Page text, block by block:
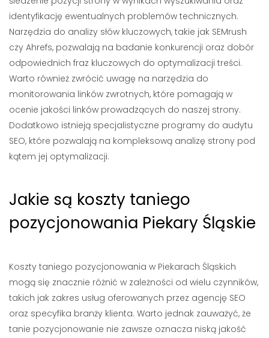
identyfikację ewentualnych problemów technicznych.
Narzędzia do analizy słów kluczowych, takie jak SEMrush
czy Ahrefs, pozwalają na badanie konkurencji oraz dobór
odpowiednich fraz kluczowych do optymalizacji treści.
Warto również zwrócić uwagę na narzędzia do
monitorowania linków zwrotnych, które pomagają w
ocenie jakości linków prowadzących do naszej strony.
Dodatkowo istnieją specjalistyczne programy do audytu
SEO, które pozwalają na kompleksową analizę strony pod
kątem jej optymalizacji.
Jakie są koszty taniego
pozycjonowania Piekary Śląskie
Koszty taniego pozycjonowania w Piekarach Śląskich
mogą się znacznie różnić w zależności od wielu czynników,
takich jak zakres usług oferowanych przez agencję SEO
oraz specyfika branży klienta. Warto jednak zauważyć, że
tanie pozycjonowanie nie zawsze oznacza niską jakość